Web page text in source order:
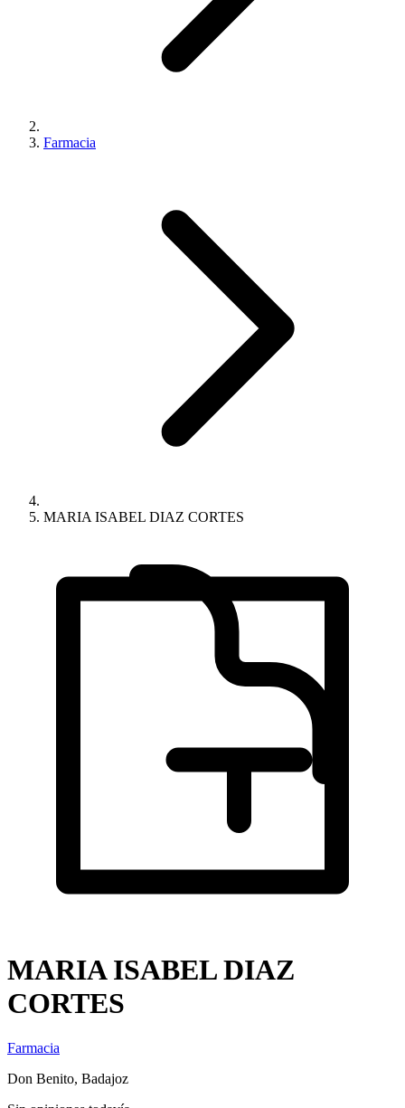
Farmacia
MARIA ISABEL DIAZ CORTES
MARIA ISABEL DIAZ
CORTES
Farmacia
Don Benito, Badajoz